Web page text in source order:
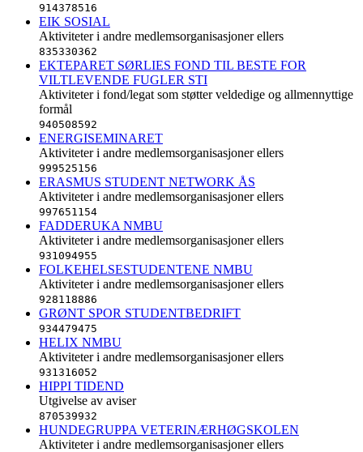
914378516
EIK SOSIAL
Aktiviteter i andre medlemsorganisasjoner ellers
835330362
EKTEPARET SØRLIES FOND TIL BESTE FOR
VILTLEVENDE FUGLER STI
Aktiviteter i fond/legat som støtter veldedige og allmennyttige
formål
940508592
ENERGISEMINARET
Aktiviteter i andre medlemsorganisasjoner ellers
999525156
ERASMUS STUDENT NETWORK ÅS
Aktiviteter i andre medlemsorganisasjoner ellers
997651154
FADDERUKA NMBU
Aktiviteter i andre medlemsorganisasjoner ellers
931094955
FOLKEHELSESTUDENTENE NMBU
Aktiviteter i andre medlemsorganisasjoner ellers
928118886
GRØNT SPOR STUDENTBEDRIFT
934479475
HELIX NMBU
Aktiviteter i andre medlemsorganisasjoner ellers
931316052
HIPPI TIDEND
Utgivelse av aviser
870539932
HUNDEGRUPPA VETERINÆRHØGSKOLEN
Aktiviteter i andre medlemsorganisasjoner ellers